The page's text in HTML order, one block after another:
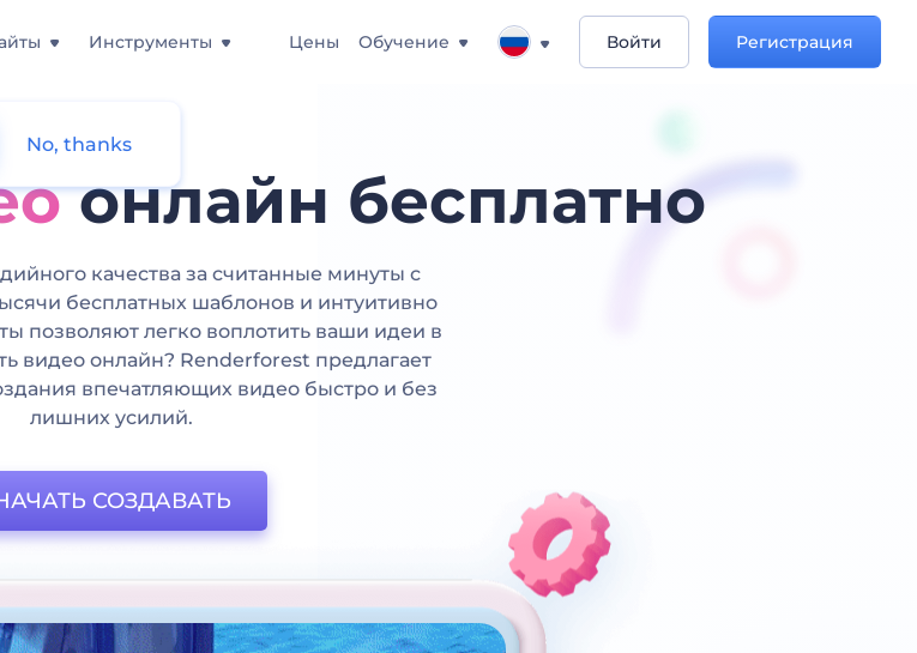
Инструменты Цены Обучение Войти Регистрация
онлайн бесплатно
качества за считанные минуты с
бесплатных шаблонов и интуитивно
позволяют легко воплотить ваши идеи в
видео онлайн? Renderforest предлагает
впечатляющих видео быстро и без
лишних усилий.
СОЗДАВАТЬ
No, thanks